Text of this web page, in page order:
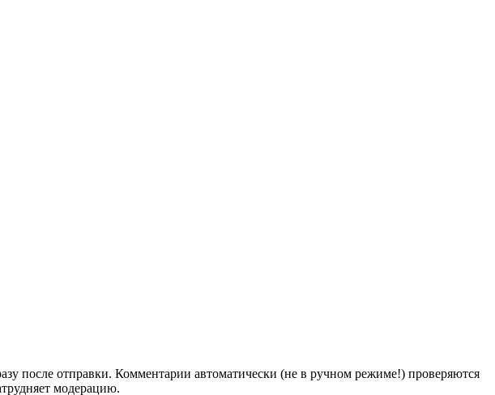
после отправки. Комментарии автоматически (не в ручном режиме!) проверяются
модерацию.